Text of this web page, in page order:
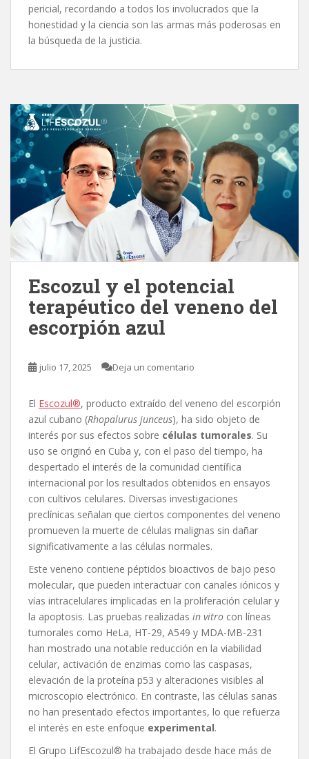
pericial, recordando a todos los involucrados que la
honestidad y la ciencia son las armas más poderosas en
la búsqueda de la justicia.
Escozul y el potencial
terapéutico del veneno del
escorpión azul
julio 17, 2025 Deja un comentario
El Escozul®, producto extraído del veneno del escorpión
azul cubano (Rhopalurus junceus), ha sido objeto de
interés por sus efectos sobre células tumorales. Su
uso se originó en Cuba y, con el paso del tiempo, ha
despertado el interés de la comunidad científica
internacional por los resultados obtenidos en ensayos
con cultivos celulares. Diversas investigaciones
preclínicas señalan que ciertos componentes del veneno
promueven la muerte de células malignas sin dañar
significativamente a las células normales.
Este veneno contiene péptidos bioactivos de bajo peso
molecular, que pueden interactuar con canales iónicos y
vías intracelulares implicadas en la proliferación celular y
la apoptosis. Las pruebas realizadas in vitro con líneas
tumorales como HeLa, HT-29, A549 y MDA-MB-231
han mostrado una notable reducción en la viabilidad
celular, activación de enzimas como las caspasas,
elevación de la proteína p53 y alteraciones visibles al
microscopio electrónico. En contraste, las células sanas
no han presentado efectos importantes, lo que refuerza
el interés en este enfoque experimental.
El Grupo LifEscozul® ha trabajado desde hace más de